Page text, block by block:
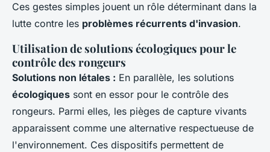
Ces gestes simples jouent un rôle déterminant dans la
lutte contre les problèmes récurrents d'invasion.
Utilisation de solutions écologiques pour le
contrôle des rongeurs
Solutions non létales : En parallèle, les solutions
écologiques sont en essor pour le contrôle des
rongeurs. Parmi elles, les pièges de capture vivants
apparaissent comme une alternative respectueuse de
l'environnement. Ces dispositifs permettent de